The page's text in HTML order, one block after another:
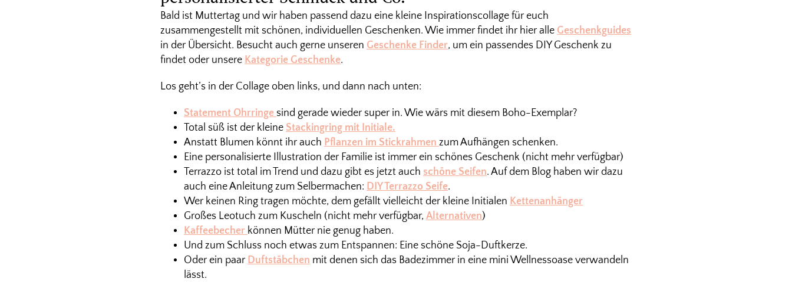
Bald ist Muttertag und wir haben passend dazu eine kleine Inspirationscollage für euch
zusammengestellt mit schönen, individuellen Geschenken. Wie immer findet ihr hier alle Geschenkguides
in der Übersicht. Besucht auch gerne unseren Geschenke Finder, um ein passendes DIY Geschenk zu
findet oder unsere Kategorie Geschenke.
Los geht’s in der Collage oben links, und dann nach unten:
Statement Ohrringe sind gerade wieder super in. Wie wärs mit diesem Boho-Exemplar?
Total süß ist der kleine Stackingring mit Initiale.
Anstatt Blumen könnt ihr auch Pflanzen im Stickrahmen zum Aufhängen schenken.
Eine personalisierte Illustration der Familie ist immer ein schönes Geschenk (nicht mehr verfügbar)
Terrazzo ist total im Trend und dazu gibt es jetzt auch schöne Seifen. Auf dem Blog haben wir dazu
auch eine Anleitung zum Selbermachen: DIY Terrazzo Seife.
Wer keinen Ring tragen möchte, dem gefällt vielleicht der kleine Initialen Kettenanhänger
Großes Leotuch zum Kuscheln (nicht mehr verfügbar, Alternativen)
Kaffeebecher können Mütter nie genug haben.
Und zum Schluss noch etwas zum Entspannen: Eine schöne Soja-Duftkerze.
Oder ein paar Duftstäbchen mit denen sich das Badezimmer in eine mini Wellnessoase verwandeln
lässt.